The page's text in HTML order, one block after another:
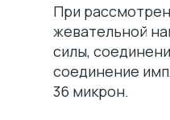
При
жевательной
силы,
соединение
36 микрон.